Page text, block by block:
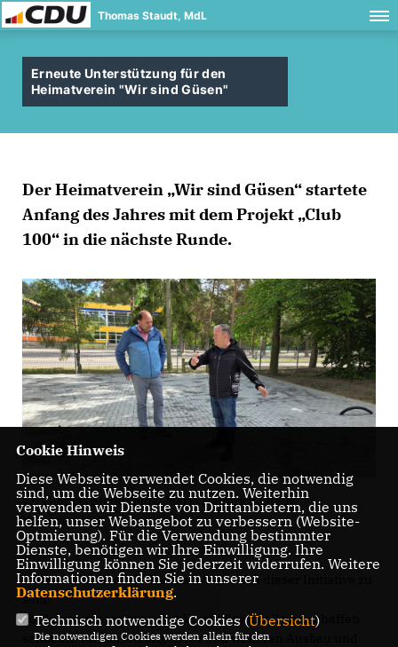
Thomas Staudt, MdL
Erneute Unterstützung für den
Heimatverein "Wir sind Güsen"
Der Heimatverein „Wir sind Güsen“ startete
Anfang des Jahres mit dem Projekt „Club
100“ in die nächste Runde.
v.l. Thomas Staudt MdL, Mario Helmrich (stellv.
Vorsitzender)
Ich freue mich, auch diesmal wieder Teil dieser Initiative zu
sein.
Förderer unterstützen den Verein finanziell und schaffen
somit die Voraussetzungen für den weiteren Ausbau und
Cookie Hinweis
Diese Webseite verwendet Cookies, die notwendig
sind, um die Webseite zu nutzen. Weiterhin
verwenden wir Dienste von Drittanbietern, die uns
helfen, unser Webangebot zu verbessern (Website-
Optmierung). Für die Verwendung bestimmter
Dienste, benötigen wir Ihre Einwilligung. Ihre
Einwilligung können Sie jederzeit widerrufen. Weitere
Informationen finden Sie in unserer
Datenschutzerklärung.
Technisch notwendige Cookies (Übersicht)
Die notwendigen Cookies werden allein für den